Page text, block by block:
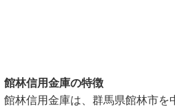
館林信用金庫の特徴
館林信用金庫は、群馬県館林市を